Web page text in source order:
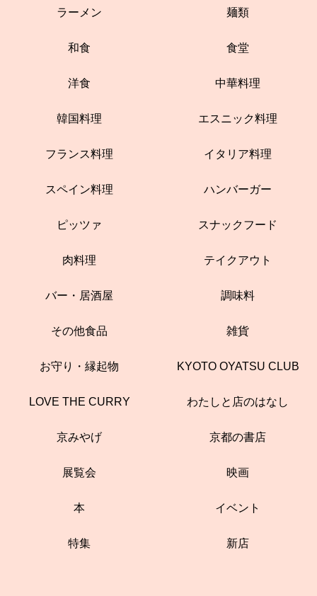
ラーメン 麺類
和食 食堂
洋食 中華料理
韓国料理 エスニック料理
フランス料理 イタリア料理
スペイン料理 ハンバーガー
ピッツァ スナックフード
肉料理 テイクアウト
バー・居酒屋 調味料
その他食品 雑貨
お守り・縁起物 KYOTO OYATSU CLUB
LOVE THE CURRY わたしと店のはなし
京みやげ 京都の書店
展覧会 映画
本 イベント
特集 新店